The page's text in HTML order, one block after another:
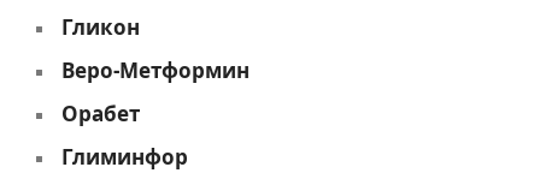
Гликон
Веро-Метформин
Орабет
Глиминфор